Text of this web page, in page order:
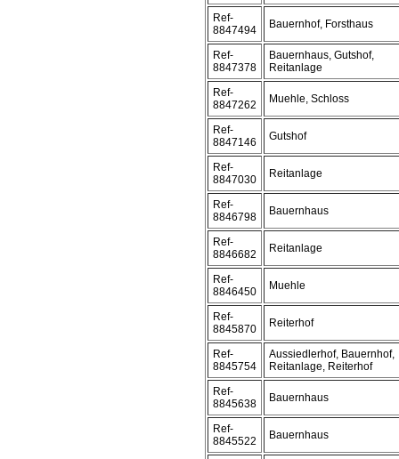
Ref-
8847494
Bauernhof, Forsthaus
Ref-
8847378
Bauernhaus, Gutshof,
Reitanlage
Ref-
8847262
Muehle, Schloss
Ref-
8847146
Gutshof
Ref-
8847030
Reitanlage
Ref-
8846798
Bauernhaus
Ref-
8846682
Reitanlage
Ref-
8846450
Muehle
Ref-
8845870
Reiterhof
Ref-
8845754
Aussiedlerhof, Bauernhof,
Reitanlage, Reiterhof
Ref-
8845638
Bauernhaus
Ref-
8845522
Bauernhaus